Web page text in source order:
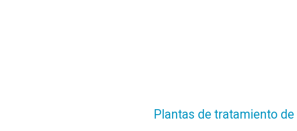
Plantas de tratamiento de